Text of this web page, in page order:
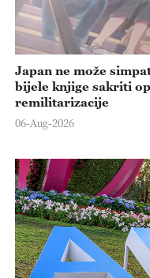
Japan ne može
bijele knjige sakriti
remilitarizacije
06-Aug-2026